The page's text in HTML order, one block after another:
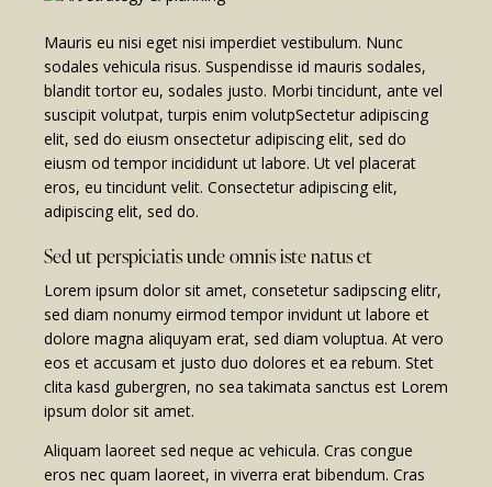
Mauris eu nisi eget nisi imperdiet vestibulum. Nunc
sodales vehicula risus. Suspendisse id mauris sodales,
blandit tortor eu, sodales justo. Morbi tincidunt, ante vel
suscipit volutpat, turpis enim volutpSectetur adipiscing
elit, sed do eiusm onsectetur adipiscing elit, sed do
eiusm od tempor incididunt ut labore. Ut vel placerat
eros, eu tincidunt velit. Consectetur adipiscing elit,
adipiscing elit, sed do.
Sed ut perspiciatis unde omnis iste natus et
Lorem ipsum dolor sit amet, consetetur sadipscing elitr,
sed diam nonumy eirmod tempor invidunt ut labore et
dolore magna aliquyam erat, sed diam voluptua. At vero
eos et accusam et justo duo dolores et ea rebum. Stet
clita kasd gubergren, no sea takimata sanctus est Lorem
ipsum dolor sit amet.
Aliquam laoreet sed neque ac vehicula. Cras congue
eros nec quam laoreet, in viverra erat bibendum. Cras